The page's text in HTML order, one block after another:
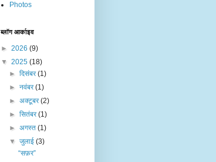
Photos
ब्लॉग आर्काइव
► 2026 (9)
▼ 2025 (18)
►दिसंबर(1)
►नवंबर(1)
►अक्टूबर(2)
►सितंबर(1)
►अगस्त(1)
▼जुलाई(3)
“सफ़र”